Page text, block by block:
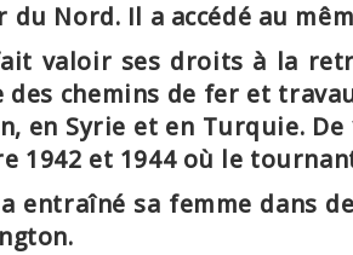
du Nord. Il a accédé au
valoir ses droits à la
des chemins de fer et
en Syrie et en Turquie.
1942 et 1944 où le
entraîné sa femme dans